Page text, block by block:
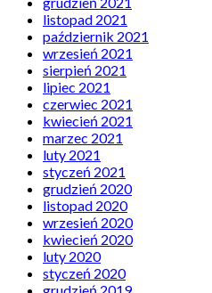
listopad 2021
październik 2021
wrzesień 2021
sierpień 2021
lipiec 2021
czerwiec 2021
kwiecień 2021
marzec 2021
luty 2021
styczeń 2021
grudzień 2020
listopad 2020
wrzesień 2020
kwiecień 2020
luty 2020
styczeń 2020
grudzień 2019